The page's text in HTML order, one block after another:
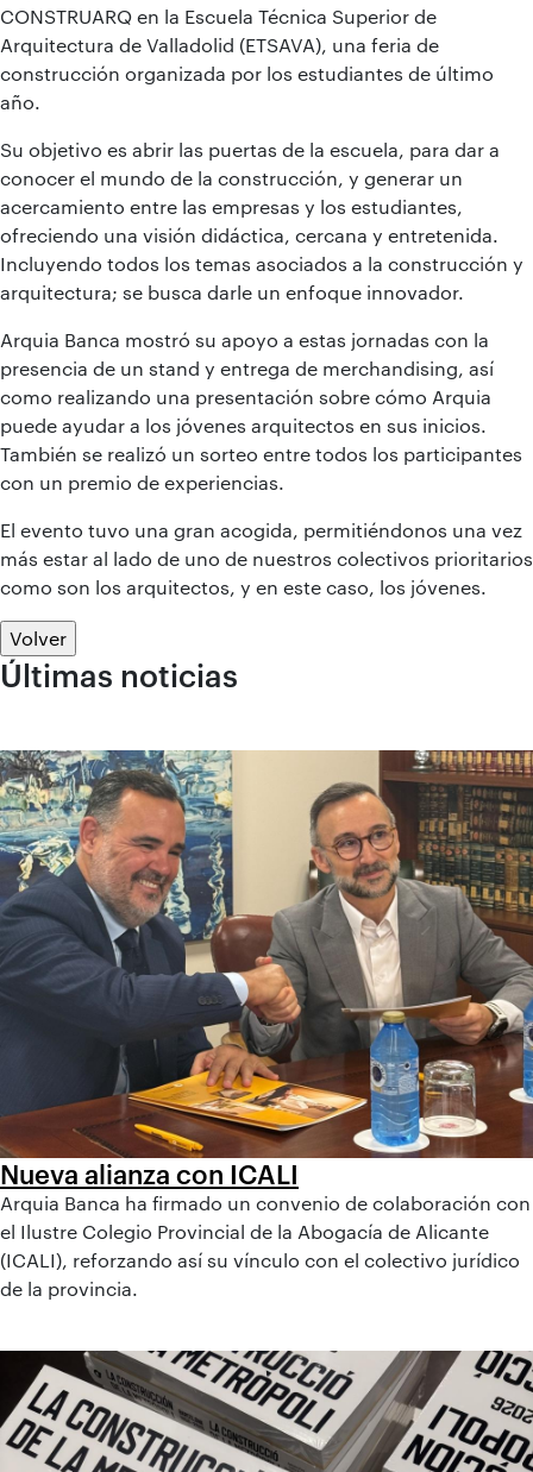
CONSTRUARQ en la Escuela Técnica Superior de
Arquitectura de Valladolid (ETSAVA), una feria de
construcción organizada por los estudiantes de último
año.
Su objetivo es abrir las puertas de la escuela, para dar a
conocer el mundo de la construcción, y generar un
acercamiento entre las empresas y los estudiantes,
ofreciendo una visión didáctica, cercana y entretenida.
Incluyendo todos los temas asociados a la construcción y
arquitectura; se busca darle un enfoque innovador.
Arquia Banca mostró su apoyo a estas jornadas con la
presencia de un stand y entrega de merchandising, así
como realizando una presentación sobre cómo Arquia
puede ayudar a los jóvenes arquitectos en sus inicios.
También se realizó un sorteo entre todos los participantes
con un premio de experiencias.
El evento tuvo una gran acogida, permitiéndonos una vez
más estar al lado de uno de nuestros colectivos prioritarios
como son los arquitectos, y en este caso, los jóvenes.
Volver
Últimas noticias
Nueva alianza con ICALI
Arquia Banca ha firmado un convenio de colaboración con
el Ilustre Colegio Provincial de la Abogacía de Alicante
(ICALI), reforzando así su vínculo con el colectivo jurídico
de la provincia.